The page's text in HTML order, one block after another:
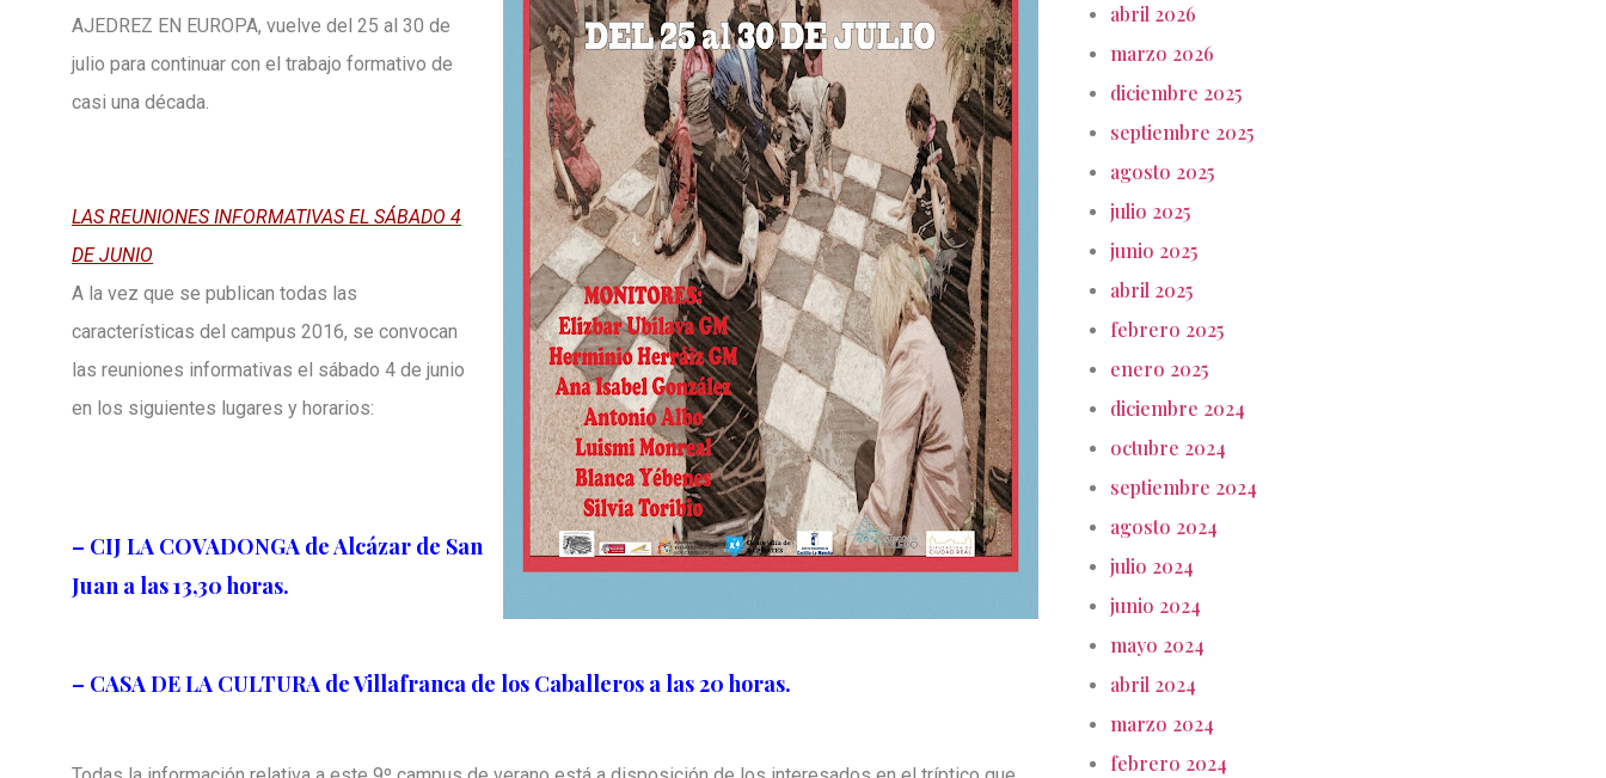
AJEDREZ EN EUROPA, vuelve del 25 al 30 de
julio para continuar con el trabajo formativo de
casi una década.
LAS REUNIONES INFORMATIVAS EL SÁBADO 4
DE JUNIO
A la vez que se publican todas las
características del campus 2016, se convocan
las reuniones informativas el sábado 4 de junio
en los siguientes lugares y horarios:
– CIJ LA COVADONGA de Alcázar de San
Juan a las 13,30 horas.
– CASA DE LA CULTURA de Villafranca de los Caballeros a las 20 horas.
abril 2026
marzo 2026
diciembre 2025
septiembre 2025
agosto 2025
julio 2025
junio 2025
abril 2025
febrero 2025
enero 2025
diciembre 2024
octubre 2024
septiembre 2024
agosto 2024
julio 2024
junio 2024
mayo 2024
abril 2024
marzo 2024
febrero 2024